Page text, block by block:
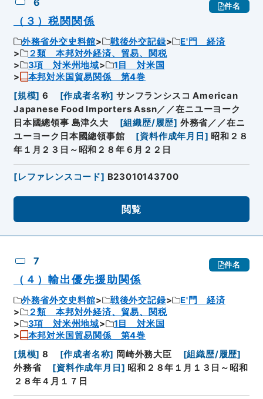
件名
（３）税関関係
外務省外交史料館 戦後外交記録
E'門 経済
２類 本邦対外経済、貿易、関税
3項 対米州地域
1目 対米国
本邦対米国貿易関係 第4巻
[規模] 6 [作成者名称] サンフランシスコ American
Japanese Food Importers Assn／／在ニユーヨーク
日本國總領事 島津久大
[組織歴/履歴] 外務省／／在ニ
ユーヨーク日本國總領事館
[資料作成年月日 ] 昭和２８
年１月２３日～昭和２８年６月２２日
[レファレンスコード] B23010143700
閲覧
7 件名
（４）輸出優先援助関係
外務省外交史料館 戦後外交記録
E'門 経済
２類 本邦対外経済、貿易、関税
3項 対米州地域
1目 対米国
本邦対米国貿易関係 第4巻
[規模] 8 [作成者名称] 岡崎外務大臣 [組織歴/履歴]
外務省
[資料作成年月日 ] 昭和２８年１月１３日～昭和
２８年４月１７日